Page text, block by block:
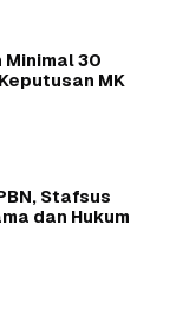
30
MK
Stafsus
dan Hukum